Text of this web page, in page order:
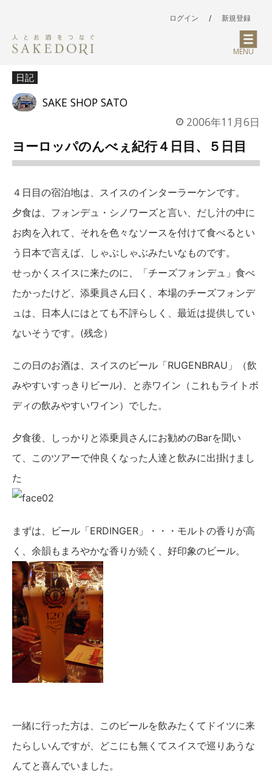
ログイン / 新規登録
MENU
日記
SAKE SHOP SATO
2006年11月6日
ヨーロッパのんべぇ紀行４日目、５日目
４日目の宿泊地は、スイスのインターラーケンです。
夕食は、フォンデュ・シノワーズと言い、だし汁の中に
お肉を入れて、それを色々なソースを付けて食べるとい
う日本で言えば、しゃぶしゃぶみたいなものです。
せっかくスイスに来たのに、「チーズフォンデュ」食べ
たかったけど、添乗員さん曰く、本場のチーズフォンデ
ュは、日本人にはとても不評らしく、最近は提供してい
ないそうです。(残念）
この日のお酒は、スイスのビール「RUGENBRAU」（飲
みやすいすっきりビール)、と赤ワイン（これもライトボ
ディの飲みやすいワイン）でした。
夕食後、しっかりと添乗員さんにお勧めのBarを聞い
て、このツアーで仲良くなった人達と飲みに出掛けまし
た
まずは、ビール「ERDINGER」・・・モルトの香りが高
く、余韻もまろやかな香りが続く、好印象のビール。
一緒に行った方は、このビールを飲みたくてドイツに来
たらしいんですが、どこにも無くてスイスで巡りあうな
んてと喜んでいました。